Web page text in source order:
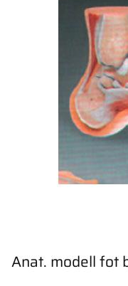
Anat. modell fot